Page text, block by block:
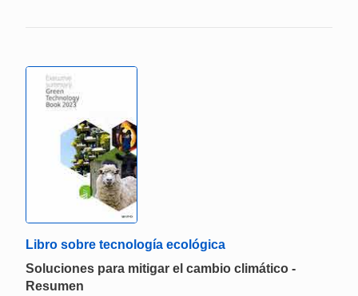
Libro sobre tecnología ecológica
Soluciones para mitigar el cambio climático -
Resumen